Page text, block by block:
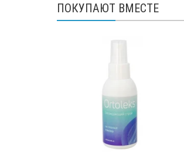
ПОКУПАЮТ ВМЕСТЕ